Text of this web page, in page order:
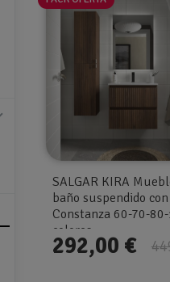
SALGAR KIRA
baño suspendido
Constanza 60-70-
colores
292,00 €